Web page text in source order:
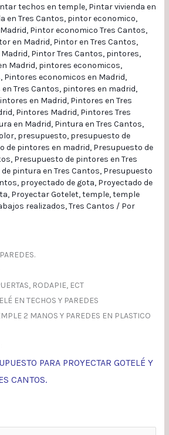
techos en temple, Pintar vivienda en
en Tres Cantos, pintor economico,
, Pintor economico Tres Cantos,
en Madrid, Pintor en Tres Cantos,
, Pintor Tres Cantos, pintores,
Madrid, pintores economicos,
, Pintores economicos en Madrid,
Tres Cantos, pintores en madrid,
en Madrid, Pintores en Tres
, Pintores Madrid, Pintores Tres
en Madrid, Pintura en Tres Cantos,
, presupuesto, presupuesto de
de pintores en madrid, Presupuesto de
, Presupuesto de pintores en Tres
pintura en Tres Cantos, Presupuesto
, proyectado de gota, Proyectado de
, Proyectar Gotelet,temple,temple
realizados,Tres Cantos / Por
RODAPIE, ECT
EN TECHOS Y PAREDES
2 MANOS Y PAREDES EN PLASTICO
PARA PROYECTAR GOTELÉ Y
CANTOS.